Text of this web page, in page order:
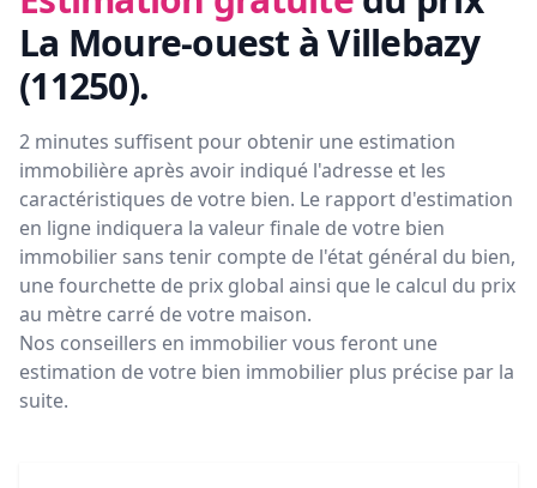
La Moure-ouest à Villebazy
(11250).
2 minutes suffisent pour obtenir une estimation
immobilière après avoir indiqué l'adresse et les
caractéristiques de votre bien. Le rapport d'estimation
en ligne indiquera la valeur finale de votre bien
immobilier sans tenir compte de l'état général du bien,
une fourchette de prix global ainsi que le calcul du prix
au mètre carré de votre maison.
Nos conseillers en immobilier vous feront une
estimation de votre bien immobilier plus précise par la
suite.